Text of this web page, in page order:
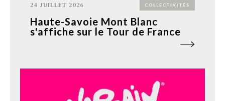
24 JUILLET 2026 COLLECTIVITÉS
Haute-Savoie Mont Blanc
s'affiche sur le Tour de France